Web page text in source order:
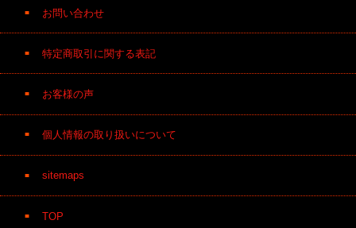
お問い合わせ
特定商取引に関する表記
お客様の声
個人情報の取り扱いについて
sitemaps
TOP